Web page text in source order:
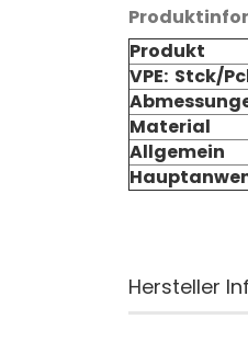
Produkt
VPE: Stck/
Material
Allgemein
Hersteller